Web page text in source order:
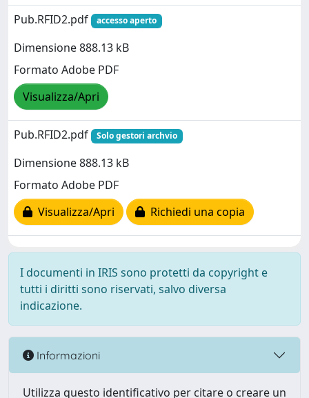
Pub.RFID2.pdf
accesso aperto
Dimensione 888.13 kB
Formato Adobe PDF
Visualizza/Apri
Pub.RFID2.pdf Solo gestori archvio
Dimensione 888.13 kB
Formato Adobe PDF
Visualizza/Apri
Richiedi una copia
I documenti in IRIS sono protetti da copyright e
tutti i diritti sono riservati, salvo diversa
indicazione.
Informazioni
Utilizza questo identificativo per citare o creare un